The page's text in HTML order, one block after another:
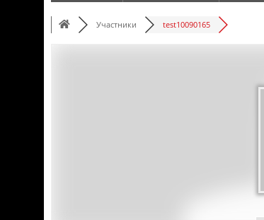
Участники test10090165